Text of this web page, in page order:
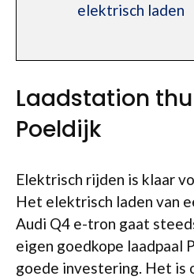
elektrisch laden
Laadstation
Poeldijk
Elektrisch rijden is klaar
Het elektrisch laden van
Audi Q4 e-tron gaat
eigen goedkope laadpaal
goede investering. Het is